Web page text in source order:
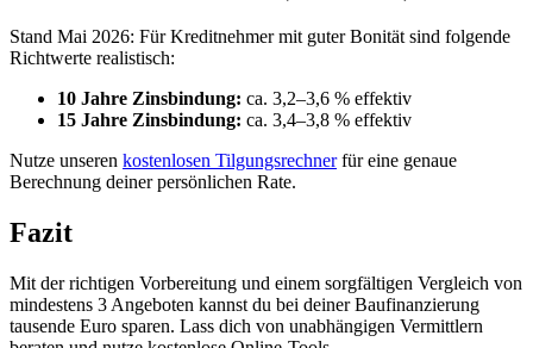
Stand Mai 2026: Für Kreditnehmer mit guter Bonität sind folgende
Richtwerte realistisch:
10 Jahre Zinsbindung: ca. 3,2–3,6 % effektiv
15 Jahre Zinsbindung: ca. 3,4–3,8 % effektiv
Nutze unseren kostenlosen Tilgungsrechnerfür eine genaue
Berechnung deiner persönlichen Rate.
Fazit
Mit der richtigen Vorbereitung und einem sorgfältigen Vergleich von
mindestens 3 Angeboten kannst du bei deiner Baufinanzierung
tausende Euro sparen. Lass dich von unabhängigen Vermittlern